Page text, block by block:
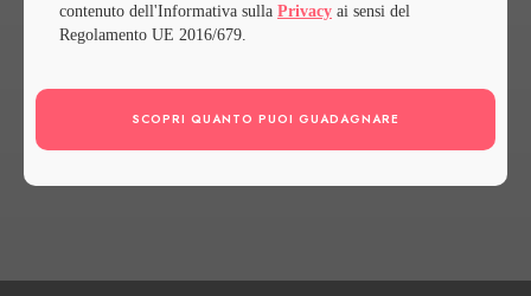
contenuto dell'Informativa sulla Privacy ai sensi del
Regolamento UE 2016/679.